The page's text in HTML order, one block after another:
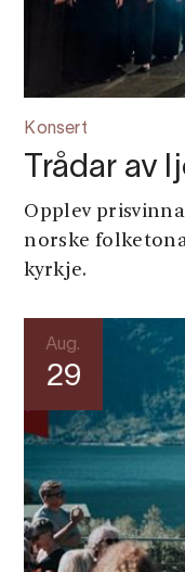
Konsert
Trådar av
Opplev
norske
kyrkje.
Aug.
29